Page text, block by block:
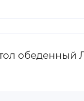
обеденный